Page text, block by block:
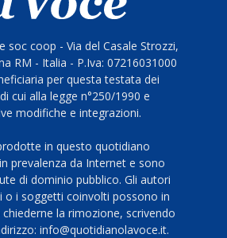
soc coop - Via del Casale Strozzi,
RM - Italia - P.Iva: 07216031000
per questa testata dei
cui alla legge n°250/1990 e
modifiche e integrazioni.
in questo quotidiano
prevalenza da Internet e sono
di dominio pubblico. Gli autori
o i soggetti coinvolti possono in
la rimozione, scrivendo
info@quotidianolavoce.it.